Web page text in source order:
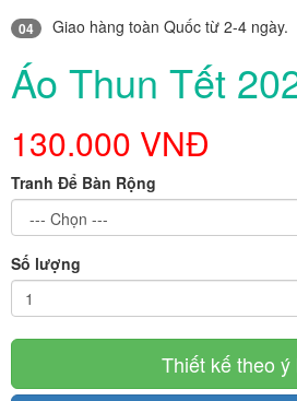
04 Giao hàng toàn Quốc từ 2-4 ngày.
Áo Thun Tết
130.000 VNĐ
Tranh Để Bàn Rộng
Số lượng
Thiết kế theo ý